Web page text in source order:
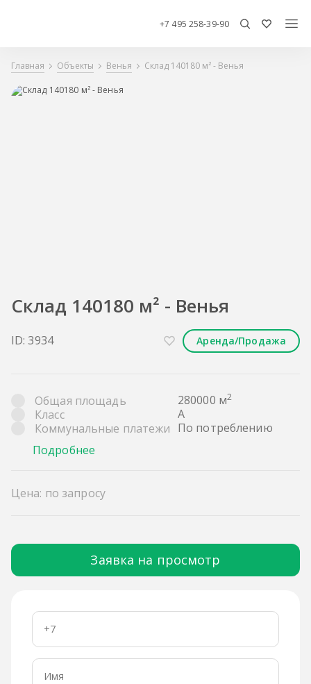
+7 495 258-39-90
Главная Объекты Венья Склад 140180 м² - Венья
Склад 140180 м² - Венья
ID: 3934 Аренда/Продажа
Общая площадь 280000 м2
Класс
A
Коммунальные платежи По потреблению
Подробнее
Цена: по запросу
Заявка на просмотр